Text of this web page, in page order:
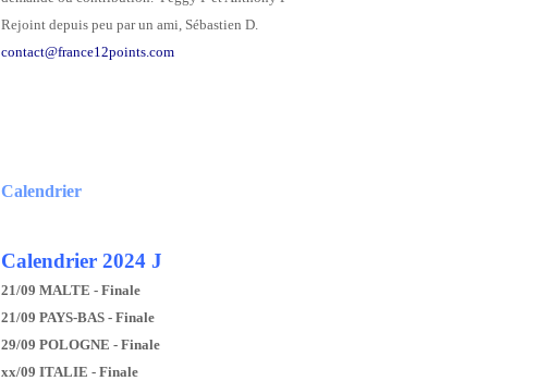
Rejoint depuis peu par un ami, Sébastien D.
contact@france12points.com
Calendrier
Calendrier 2024 J
21/09 MALTE - Finale
21/09 PAYS-BAS - Finale
29/09 POLOGNE - Finale
xx/09 ITALIE - Finale